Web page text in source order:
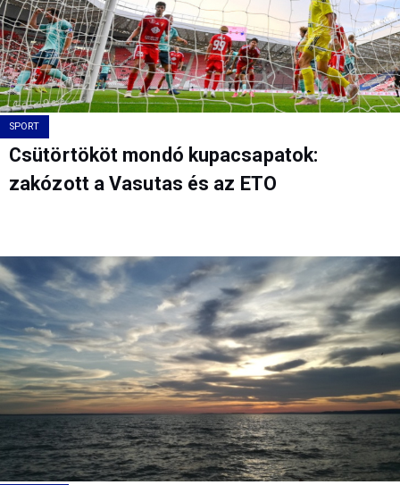
SPORT
Csütörtököt mondó kupacsapatok:
zakózott a Vasutas és az ETO